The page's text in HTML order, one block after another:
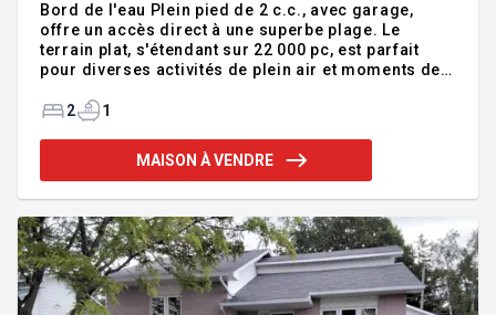
Bord de l'eau Plein pied de 2 c.c., avec garage,
offre un accès direct à une superbe plage. Le
terrain plat, s'étendant sur 22 000 pc, est parfait
pour diverses activités de plein air et moments de
parfaite de la vie quotidienne. À seulement 5 min
entre tranquillité et commodité. C'est le lieu idéal
pour ceux qui cherchent à profiter de la beauté
situé à 45 min de Tremblant et 90 min
2 1
MAISON À VENDRE